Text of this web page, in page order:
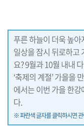
푸른 하늘이 더욱 높
일상을 잠시 뒤로하고
요? 9월과 10월 내내
‘축제의 계절’ 가을을
에서는 이번 가을 한
다.
※ 파란색 글자를 클릭하시면